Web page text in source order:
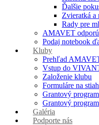
Ďalšie
Zvieratká a
Rady pre
AMAVET
Podaj notebook
Kluby
Prehľad
Vstup do
Založenie klubu
Formuláre na
Grantový
Grantový
Galéria
Podporte nás